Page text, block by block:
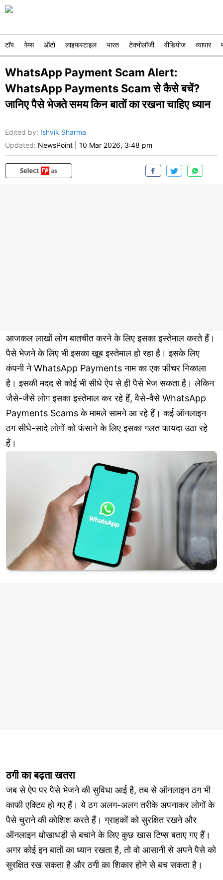
टॉप गेम्स ऑटो लाइफस्टाइल भारत टेक्नोलॉजी वीडियोज व्यापार
WhatsApp Payment Scam Alert:
WhatsApp Payments Scam से कैसे बचें?
जानिए पैसे भेजते समय किन बातों का रखना चाहिए ध्यान
Edited by: Ishvik Sharma
Updated: NewsPoint 10 Mar 2026, 3:48 pm
आजकल लाखों लोग बातचीत करने के लिए इसका इस्तेमाल करते हैं।
पैसे भेजने के लिए भी इसका खूब इस्तेमाल हो रहा है। इसके लिए
कंपनी ने WhatsApp Payments नाम का एक फीचर निकाला
है। इसकी मदद से कोई भी सीधे ऐप से ही पैसे भेज सकता है। लेकिन
जैसे-जैसे लोग इसका इस्तेमाल कर रहे हैं, वैसे-वैसे WhatsApp
Payments Scams के मामले सामने आ रहे हैं। कई ऑनलाइन
ठग सीधे-सादे लोगों को फंसाने के लिए इसका गलत फायदा उठा रहे
हैं।
ठगी का बढ़ता खतरा
जब से ऐप पर पैसे भेजने की सुविधा आई है, तब से ऑनलाइन ठग भी
काफी एक्टिव हो गए हैं। ये ठग अलग-अलग तरीके अपनाकर लोगों के
पैसे चुराने की कोशिश करते हैं। ग्राहकों को सुरक्षित रखने और
ऑनलाइन धोखाधड़ी से बचाने के लिए कुछ खास टिप्स बताए गए हैं।
अगर कोई इन बातों का ध्यान रखता है, तो वो आसानी से अपने पैसे को
सुरक्षित रख सकता है और ठगी का शिकार होने से बच सकता है।